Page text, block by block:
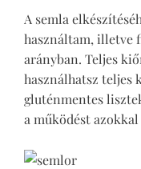
A semla
használtam, illetve
arányban. Teljes
használhatsz teljes
gluténmentes
a működést